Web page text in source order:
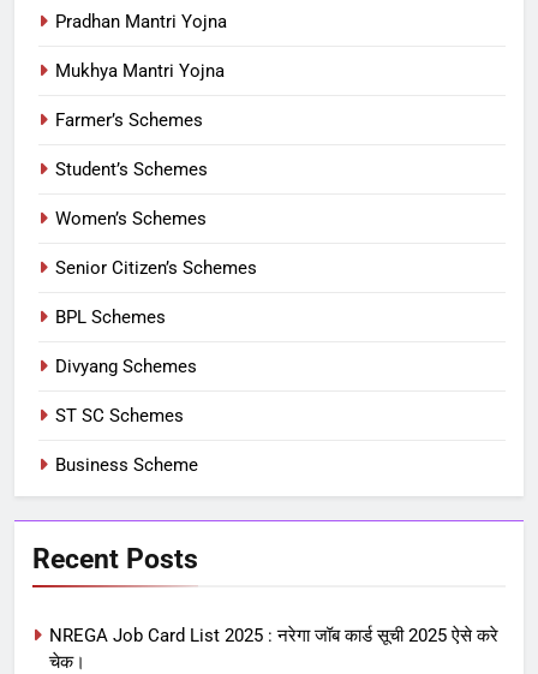
Pradhan Mantri Yojna
Mukhya Mantri Yojna
Farmer’s Schemes
Student’s Schemes
Women’s Schemes
Senior Citizen’s Schemes
BPL Schemes
Divyang Schemes
ST SC Schemes
Business Scheme
Recent Posts
NREGA Job Card List 2025 : नरेगा जॉब कार्ड सूची 2025 ऐसे करे
चेक।